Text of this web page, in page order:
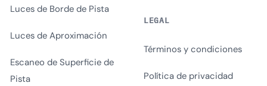
Luces de Borde de Pista
Luces de Aproximación
Escaneo de Superficie de
Pista
LEGAL
Términos y condiciones
Política de privacidad